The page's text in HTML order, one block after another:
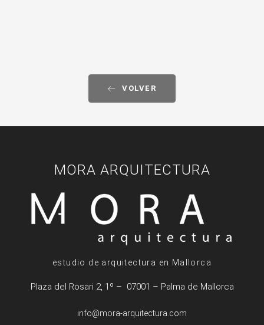
VOLVER
MORA ARQUITECTURA
estudio de arquitectura en Mallorca
Plaza del Rosari 2, 1º – 07001 – Palma de Mallorca
info@mora-arquitectura.com